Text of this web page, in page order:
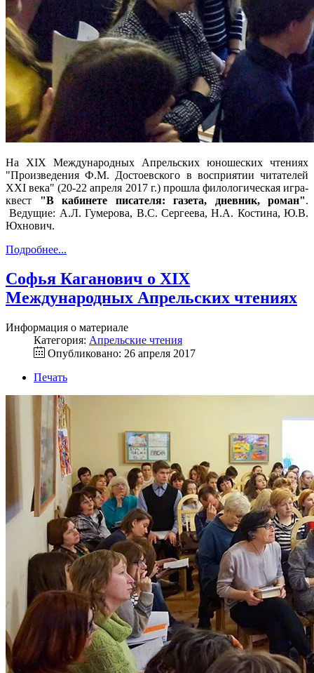
На XIX Международных Апрельских юношеских чтениях
"Произведения Ф.М. Достоевского в восприятии читателей
XXI века" (20-22 апреля 2017 г.) прошла филологическая игра-
квест "В кабинете писателя: газета, дневник, роман".
Ведущие: А.Л. Гумерова, В.С. Сергеева, Н.А. Костина, Ю.В.
Юхнович.
Подробнее...
Софья Каганович о ХIХ
Международных Апрельских чтениях
Информация о материале
Категория: Апрельские чтения
Опубликовано: 26 апреля 2017
Печать